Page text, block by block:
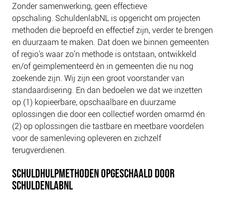
ONZE PARTNERS
VACATURES
IN DE MEDIA
OVER NCFG
NIEUWS
BLOGS
Zonder samenwerking, geen effectieve
opschaling. SchuldenlabNL is opgericht om projecten
methoden die beproefd en effectief zijn, verder te brengen
en duurzaam te maken. Dat doen we binnen gemeenten
of regio's waar zo’n methode is ontstaan, ontwikkeld
en/of geimplementeerd èn in gemeenten die nu nog
zoekende zijn. Wij zijn een groot voorstander van
standaardisering. En dan bedoelen we dat we inzetten
op (1) kopieerbare, opschaalbare en duurzame
oplossingen die door een collectief worden omarmd én
(2) op oplossingen die tastbare en meetbare voordelen
voor de samenleving opleveren en zichzelf
terugverdienen.
SCHULDHULPMETHODEN OPGESCHAALD DOOR
SCHULDENLABNL